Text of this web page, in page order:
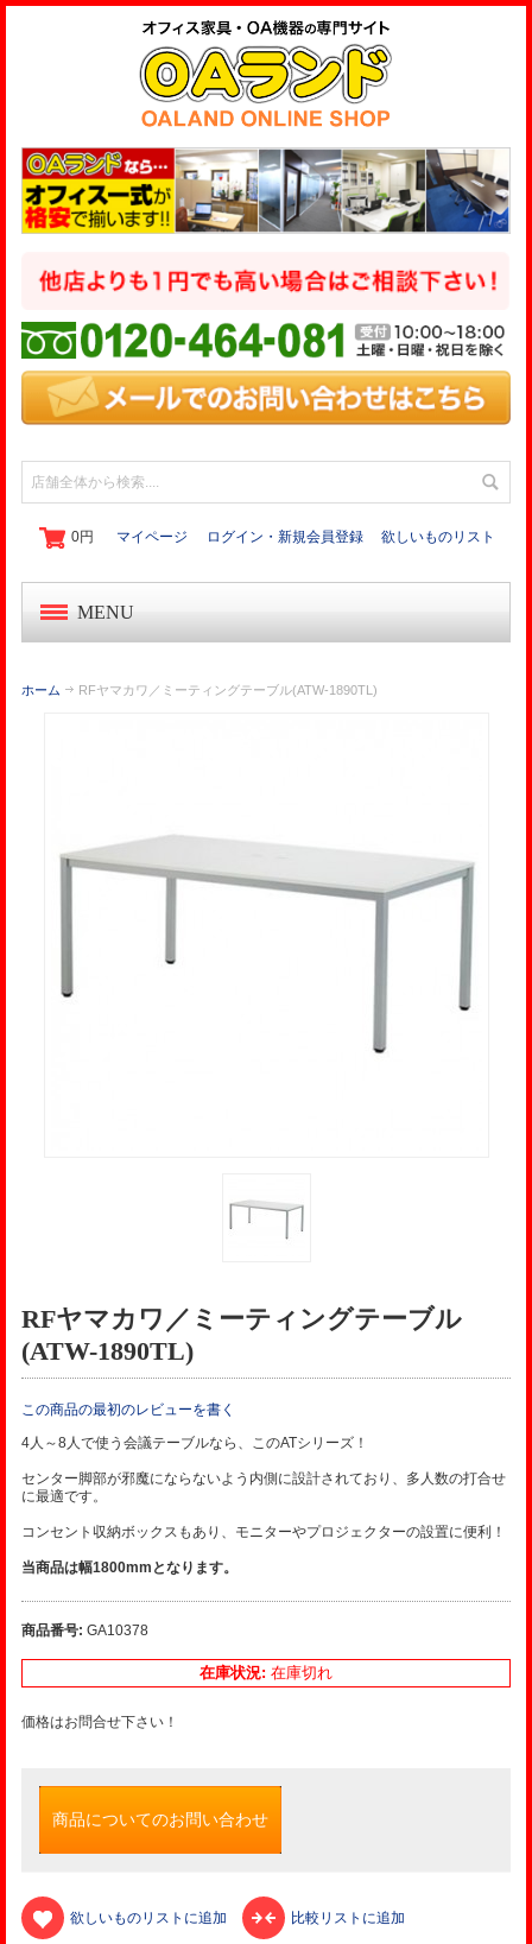
0円 マイページ ログイン・新規会員登録 欲しいものリスト
MENU
起業家セット
オフィス作り導入事例
ホーム RFヤマカワ／ミーティングテーブル(ATW-1890TL)
RFヤマカワ／ミーティングテーブル
(ATW-1890TL)
この商品の最初のレビューを書く
4人～8人で使う会議テーブルなら、このATシリーズ！
センター脚部が邪魔にならないよう内側に設計されており、多人数の打合せ
に最適です。
コンセント収納ボックスもあり、モニターやプロジェクターの設置に便利！
当商品は幅1800mmとなります。
商品番号:GA10378
在庫状況: 在庫切れ
価格はお問合せ下さい！
商品についてのお問い合わせ
欲しいものリストに追加 比較リストに追加